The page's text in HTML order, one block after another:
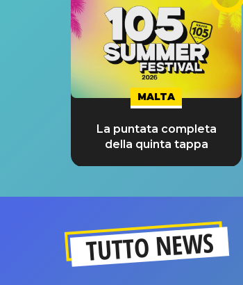
MALTA
La puntata completa
della quinta tappa
TUTTO NEWS